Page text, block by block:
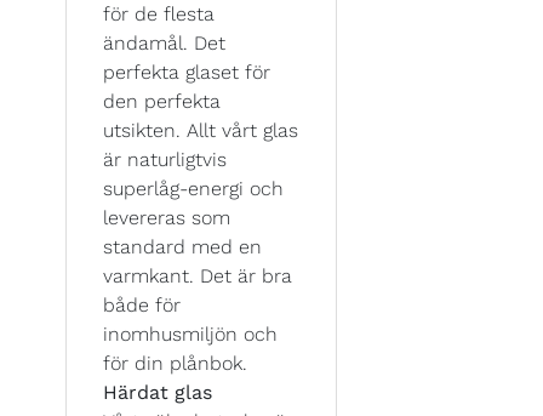
för de flesta
ändamål. Det
perfekta glaset för
den perfekta
utsikten. Allt vårt glas
är naturligtvis
superlåg-energi och
levereras som
standard med en
varmkant. Det är bra
både för
inomhusmiljön och
för din plånbok.
Härdat glas